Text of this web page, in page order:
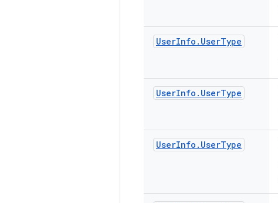
UserInfo . UserType
UserInfo . UserType
UserInfo . UserType